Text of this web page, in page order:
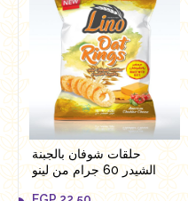
حلقات شوفان بالجبنة
الشيدر 60 جرام من لينو